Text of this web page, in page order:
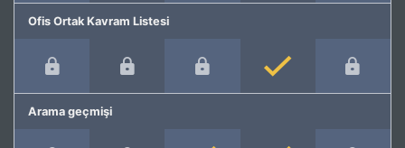
Ofis Ortak Kavram Listesi
Arama geçmişi